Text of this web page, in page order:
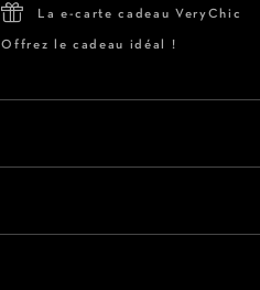
La e-carte cadeau VeryChic
Offrez le cadeau idéal !